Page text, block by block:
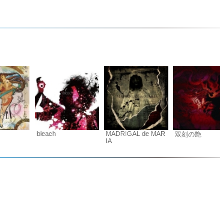
bleach
MADRIGAL de MAR
IA
双刻の艶